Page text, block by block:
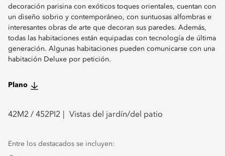
decoración parisina con exóticos toques orientales, cuentan con
un diseño sobrio y contemporáneo, con suntuosas alfombras e
interesantes obras de arte que decoran sus paredes. Además,
todas las habitaciones están equipadas con tecnología de última
generación. Algunas habitaciones pueden comunicarse con una
habitación Deluxe por petición.
Plano
42M2 / 452PI2 Vistas del jardín/del patio
Entre los destacados se incluyen: